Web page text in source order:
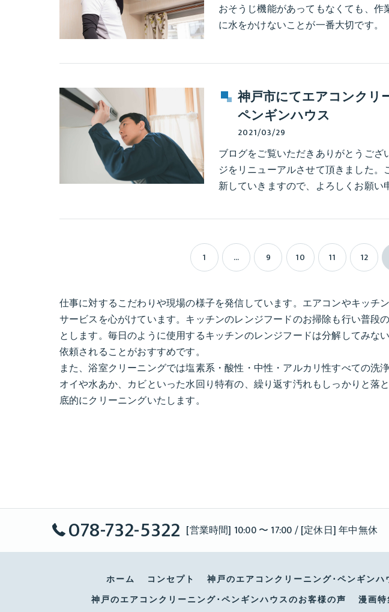
おそうじ機能があってもなくても、
に水をかけないことが一番大切です。
神戸市にてエアコンクリ
ペンギンハウス
2021/03/29
ブログをご覧いただきありがとうご
ジをリニューアルさせて頂きました
新していきますので、よろしくお願い
1 ... 9 10 11 12
仕事に対するこだわりや現場の様子を発信しています。エアコンやキッ
サービスを心がけています。キッチンのレンジフードのお掃除も行い普
とします。毎日のように使用するキッチンのレンジフードは分解してみ
依頼されることがおすすめです。
また、浴室クリーニングでは塩素系・酸性・中性・アルカリ性すべての
オイや水あか、カビといった水回り特有の、繰り返す汚れもしっかりと
底的にクリーニングいたします。
078-732-5322 [営業時間] 10:00 〜 17:00 / [定休日] 年中無休
ホーム コンセプト 神戸のエアコンクリーニング･ペンギンハ
神戸のエアコンクリーニング･ペンギンハウスのお客様の声
漫画特